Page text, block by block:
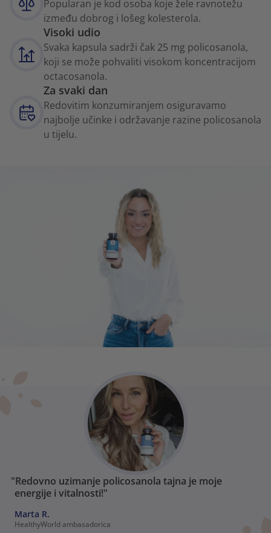
Popularan je kod osoba koje žele ravnotežu
između dobrog i lošeg kolesterola.
Visoki udio
Svaka kapsula sadrži čak 25 mg policosanola,
koji se može pohvaliti visokom koncentracijom
octacosanola.
Za svaki dan
Redovitim konzumiranjem osiguravamo
najbolje učinke i održavanje razine policosanola
u tijelu.
"Redovno uzimanje policosanola tajna je moje
energije i vitalnosti!"
Marta R.
HealthyWorld ambasadorica